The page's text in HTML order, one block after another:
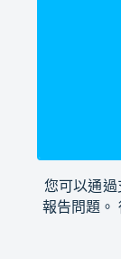
您可以通過
報告問題。